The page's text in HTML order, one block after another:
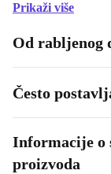
Prikaži više
Od rabljenog
Često
Informacije o
proizvoda